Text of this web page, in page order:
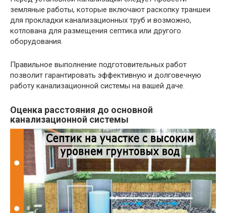
земляные работы, которые включают раскопку траншеи
для прокладки канализационных труб и возможно,
котлована для размещения септика или другого
оборудования.
Правильное выполнение подготовительных работ
позволит гарантировать эффективную и долговечную
работу канализационной системы на вашей даче.
Оценка расстояния до основной
канализационной системы